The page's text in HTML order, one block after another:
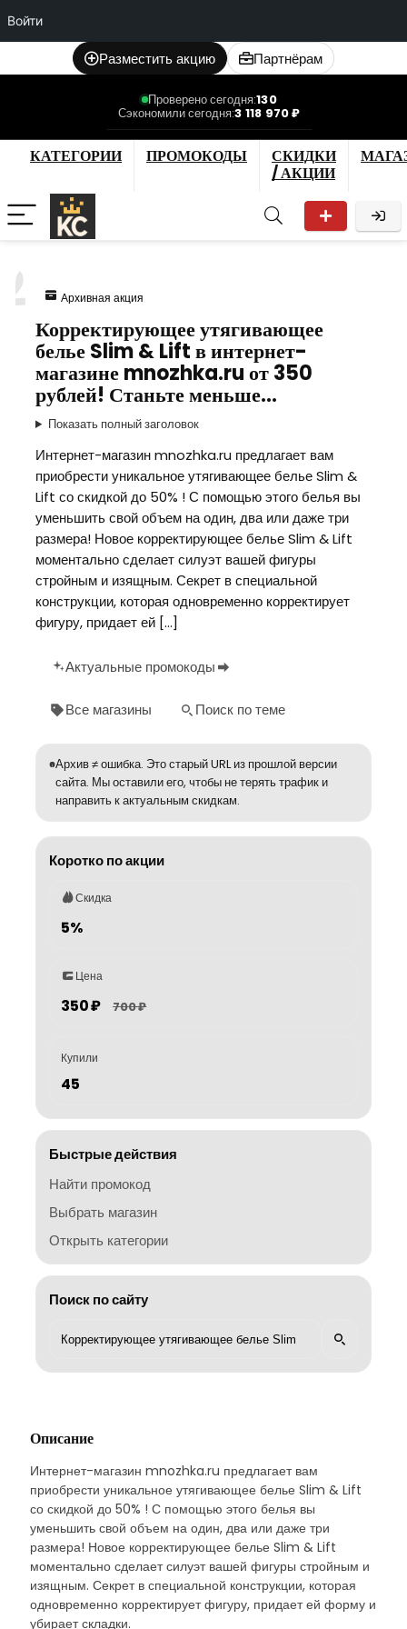
Войти
Разместить акцию Партнёрам
Проверено сегодня:130
Сэкономили сегодня:3 118 970 ₽
КАТЕГОРИИ ПРОМОКОДЫ
СКИДКИ
/ АКЦИИ
Архивная акция
Корректирующее утягивающее
белье Slim & Lift в интернет-
магазине mnozhka.ru от 350
рублей! Станьте меньше…
Показать полный заголовок
Интернет-магазин mnozhka.ru предлагает вам
приобрести уникальное утягивающее белье Slim &
Lift со скидкой до 50% ! С помощью этого белья вы
уменьшить свой объем на один, два или даже три
размера! Новое корректирующее белье Slim & Lift
моментально сделает силуэт вашей фигуры
стройным и изящным. Секрет в специальной
конструкции, которая одновременно корректирует
фигуру, придает ей […]
Актуальные промокоды
Все магазины Поиск по теме
Архив ≠ ошибка. Это старый URL из прошлой версии
сайта. Мы оставили его, чтобы не терять трафик и
направить к актуальным скидкам.
Коротко по акции
Скидка
5%
Цена
350 ₽ 700 ₽
Купили
45
Быстрые действия
Найти промокод
Выбрать магазин
Открыть категории
Поиск по сайту
Описание
Интернет-магазин mnozhka.ru предлагает вам
приобрести уникальное утягивающее белье Slim & Lift
со скидкой до 50% ! С помощью этого белья вы
уменьшить свой объем на один, два или даже три
размера! Новое корректирующее белье Slim & Lift
моментально сделает силуэт вашей фигуры стройным и
изящным. Секрет в специальной конструкции, которая
одновременно корректирует фигуру, придает ей форму и
убирает складки.